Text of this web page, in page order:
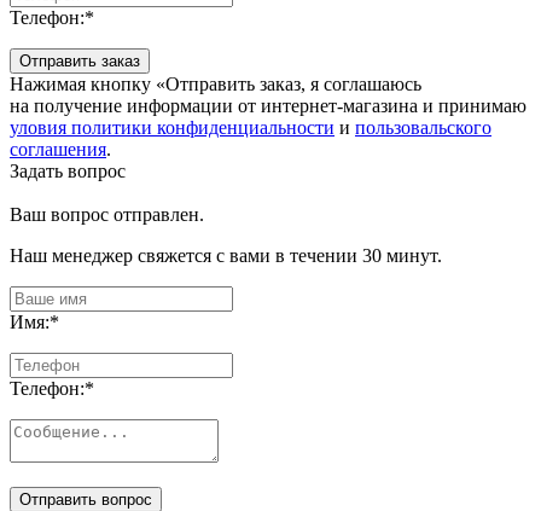
Телефон:*
Отправить заказ
Нажимая кнопку «Отправить заказ, я соглашаюсь
на получение информации от интернет-магазина и принимаю
уловия политики конфиденциальности и пользовальского
соглашения.
Задать вопрос
Ваш вопрос отправлен.
Наш менеджер свяжется с вами в течении 30 минут.
Имя:*
Телефон:*
Отправить вопрос